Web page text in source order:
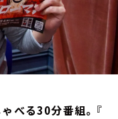
べる30分番組。『